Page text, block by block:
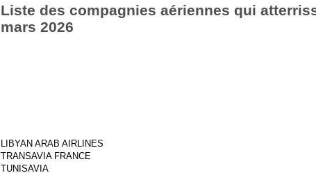
Liste des compagnies aériennes qui
mars 2026
LIBYAN ARAB AIRLINES
TRANSAVIA FRANCE
TUNISAVIA